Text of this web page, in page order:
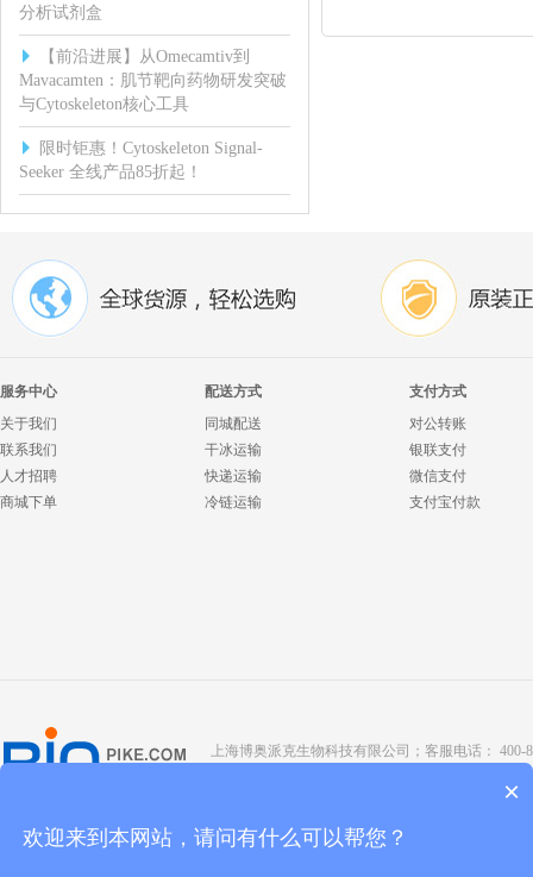
分析试剂盒
【前沿进展】从Omecamtiv到
Mavacamten：肌节靶向药物研发突破
与Cytoskeleton核心工具
限时钜惠！Cytoskeleton Signal-
Seeker 全线产品85折起！
服务中心
关于我们
联系我们
人才招聘
商城下单
配送方式
同城配送
干冰运输
快递运输
冷链运输
支付方式
对公转账
银联支付
微信支付
支付宝付款
上海博奥派克生物科技有限公司；客服电话： 400-
京ICP备
×
欢迎来到本网站，请问有什么可以帮您？